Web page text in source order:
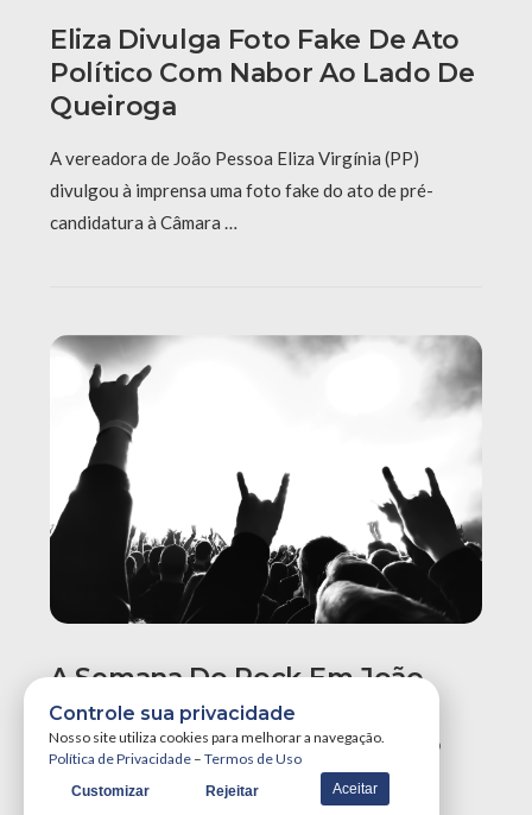
Eliza Divulga Foto Fake De Ato
Político Com Nabor Ao Lado De
Queiroga
A vereadora de João Pessoa Eliza Virgínia (PP)
divulgou à imprensa uma foto fake do ato de pré-
candidatura à Câmara …
A Semana Do Rock Em João
Pessoa Promete Um Dos
Maiores Finais De Semana Do
Ano!
Controle sua privacidade
Nosso site utiliza cookies para melhorar a navegação.
Política de Privacidade – Termos de Uso
Customizar Rejeitar Aceitar